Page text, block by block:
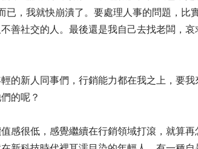
已，我就快崩潰了。要處理人事的問題，比
善社交的人。最後還是我自己去找老闆，哀
的新人同事們，行銷能力都在我之上，要
的呢？
感很低，感覺繼續在行銷領域打滾，就算